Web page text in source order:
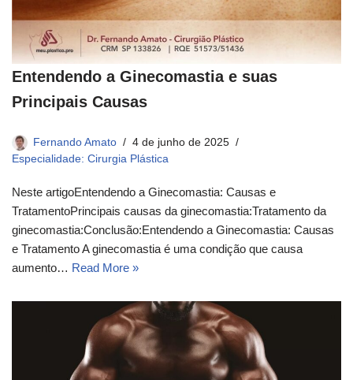
Entendendo a Ginecomastia e suas
Principais Causas
Fernando Amato
4 de junho de 2025
Especialidade: Cirurgia Plástica
Neste artigoEntendendo a Ginecomastia: Causas e
TratamentoPrincipais causas da ginecomastia:Tratamento da
ginecomastia:Conclusão:Entendendo a Ginecomastia: Causas
e Tratamento A ginecomastia é uma condição que causa
aumento… Read More »